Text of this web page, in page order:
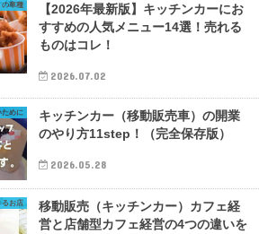
の車種
【2026年最新版】キッチンカーにお
すすめの人気メニュー14選！売れる
ものはコレ！
2026.07.02
ために
キッチンカー（移動販売車）の開業
のやり方11step！（完全保存版）
2026.05.28
るお店
移動販売（キッチンカー）カフェ経
営と店舗型カフェ経営の4つの違いを